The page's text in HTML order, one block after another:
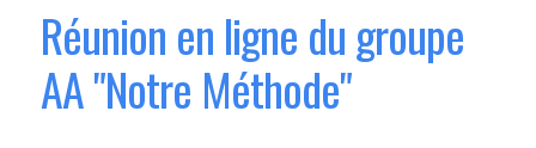
Réunion en ligne du groupe
AA "Notre Méthode"